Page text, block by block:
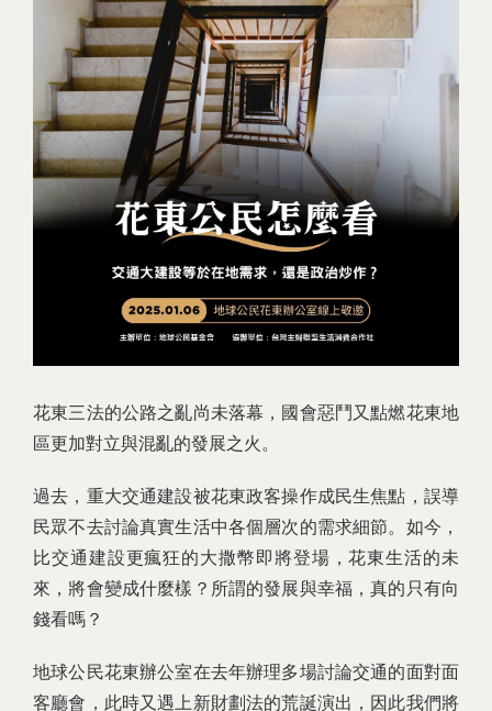
花東三法的公路之亂尚未落幕，國會惡鬥又點燃花東地
區更加對立與混亂的發展之火。
過去，重大交通建設被花東政客操作成民生焦點，誤導
民眾不去討論真實生活中各個層次的需求細節。如今，
比交通建設更瘋狂的大撒幣即將登場，花東生活的未
來，將會變成什麼樣？所謂的發展與幸福，真的只有向
錢看嗎？
地球公民花東辦公室在去年辦理多場討論交通的面對面
客廳會，此時又遇上新財劃法的荒誕演出，因此我們將